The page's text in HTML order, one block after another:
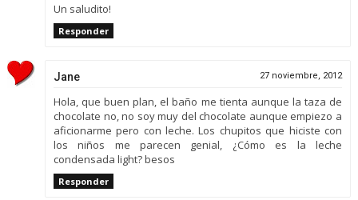
Un saludito!
Responder
Jane 27 noviembre, 2012
Hola, que buen plan, el baño me tienta aunque la taza de
chocolate no, no soy muy del chocolate aunque empiezo a
aficionarme pero con leche. Los chupitos que hiciste con
los niños me parecen genial, ¿Cómo es la leche
condensada light? besos
Responder